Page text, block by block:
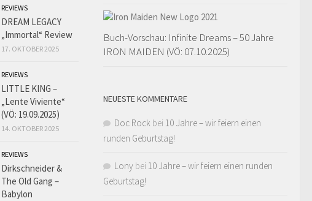
Buch-Vorschau: Infinite Dreams – 50 Jahre
IRON MAIDEN (VÖ: 07.10.2025)
NEUESTE KOMMENTARE
Doc Rock bei 10 Jahre – wir feiern einen
runden Geburtstag!
Lony bei 10 Jahre – wir feiern einen runden
Geburtstag!
REVIEWS
DREAM LEGACY
„Immortal“ Review
17. OKTOBER 2025
REVIEWS
LITTLE KING –
„Lente Viviente“
(VÖ: 19.09.2025)
14. OKTOBER 2025
REVIEWS
Dirkschneider &
The Old Gang –
Babylon